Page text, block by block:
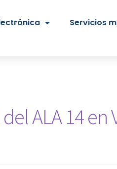
Servicios
ALA 14 en